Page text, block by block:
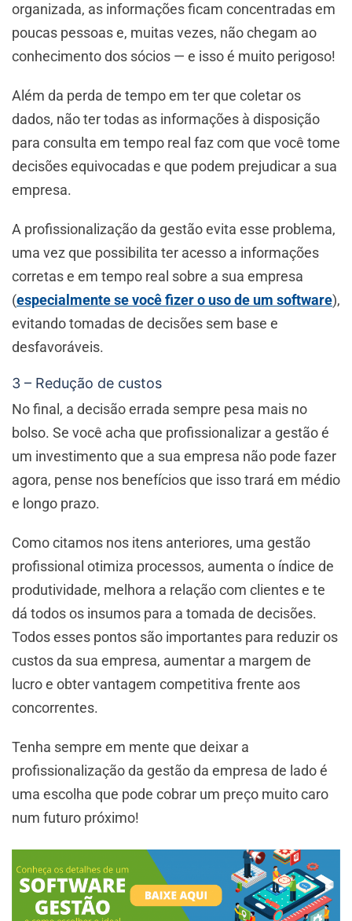
organizada, as informações ficam concentradas em
poucas pessoas e, muitas vezes, não chegam ao
conhecimento dos sócios — e isso é muito perigoso!
Além da perda de tempo em ter que coletar os
dados, não ter todas as informações à disposição
para consulta em tempo real faz com que você tome
decisões equivocadas e que podem prejudicar a sua
empresa.
A profissionalização da gestão evita esse problema,
uma vez que possibilita ter acesso a informações
corretas e em tempo real sobre a sua empresa
(especialmente se você fizer o uso de um software),
evitando tomadas de decisões sem base e
desfavoráveis.
3 – Redução de custos
No final, a decisão errada sempre pesa mais no
bolso. Se você acha que profissionalizar a gestão é
um investimento que a sua empresa não pode fazer
agora, pense nos benefícios que isso trará em médio
e longo prazo.
Como citamos nos itens anteriores, uma gestão
profissional otimiza processos, aumenta o índice de
produtividade, melhora a relação com clientes e te
dá todos os insumos para a tomada de decisões.
Todos esses pontos são importantes para reduzir os
custos da sua empresa, aumentar a margem de
lucro e obter vantagem competitiva frente aos
concorrentes.
Tenha sempre em mente que deixar a
profissionalização da gestão da empresa de lado é
uma escolha que pode cobrar um preço muito caro
num futuro próximo!